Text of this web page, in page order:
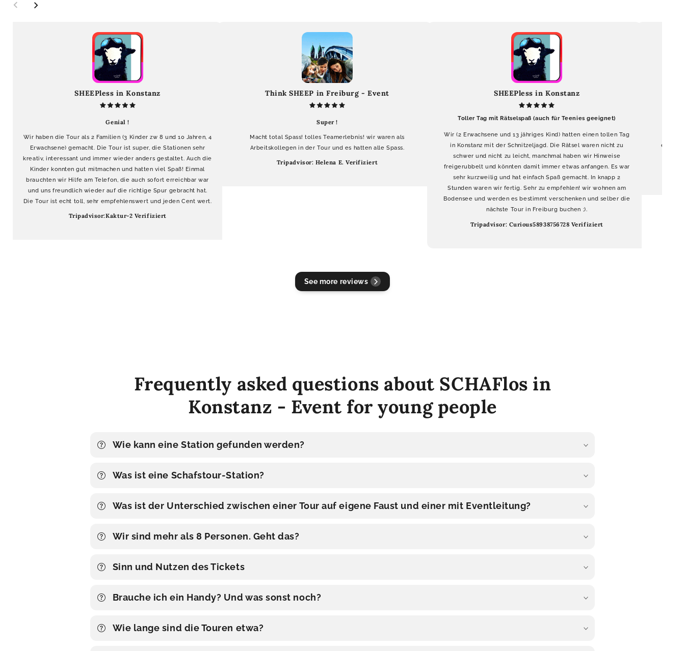
SHEEPless in Konstanz
Genial !
Wir haben die Tour als 2 Familien (3 Kinder zw 8 und 10 Jahren, 4
Erwachsene) gemacht. Die Tour ist super, die Stationen sehr
kreativ, interessant und immer wieder anders gestaltet. Auch die
Kinder konnten gut mitmachen und hatten viel Spaß! Einmal
brauchten wir Hilfe am Telefon, die auch sofort erreichbar war
und uns freundlich wieder auf die richtige Spur gebracht hat.
Die Tour ist echt toll, sehr empfehlenswert und jeden Cent wert.
Tripadvisor:Kaktur-2 Verifiziert
Think SHEEP in Freiburg - Event
Super !
Macht total Spass! tolles Teamerlebnis! wir waren als
Arbeitskollegen in der Tour und es hatten alle Spass.
Tripadvisor: Helena E. Verifiziert
SHEEPless in Konstanz
Toller Tag mit Rätselspaß (auch für Teenies geeignet)
Wir (2 Erwachsene und 13 jähriges Kind) hatten einen tollen Tag
in Konstanz mit der Schnitzeljagd. Die Rätsel waren nicht zu
schwer und nicht zu leicht, manchmal haben wir Hinweise
freigerubbelt und könnten damit immer etwas anfangen. Es war
sehr kurzweilig und hat einfach Spaß gemacht. In knapp 2
Stunden waren wir fertig. Sehr zu empfehlen! wir wohnen am
Bodensee und werden es bestimmt verschenken und selber die
nächste Tour in Freiburg buchen ;).
Tripadvisor: Curious58938756728 Verifiziert
einfach
See more reviews
Frequently asked questions about SCHAFlos in
Konstanz - Event for young people
Wie kann eine Station gefunden werden?
Was ist eine Schafstour-Station?
Was ist der Unterschied zwischen einer Tour auf eigene Faust und einer mit Eventleitung?
Wir sind mehr als 8 Personen. Geht das?
Sinn und Nutzen des Tickets
Brauche ich ein Handy? Und was sonst noch?
Wie lange sind die Touren etwa?